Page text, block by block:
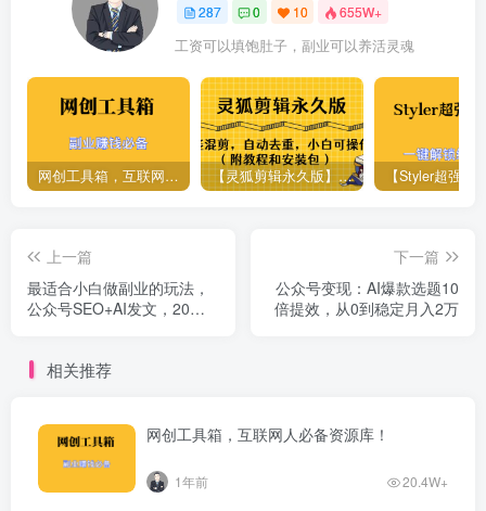
287 0 10 655W+
工资可以填饱肚子，副业可以养活灵魂
网创工具箱，互联网人必备资源库！ 【灵狐剪辑永久版】AI视频剪辑利器，智能混剪＋自动去重，小白可操作（附教程＋安装包）
上一篇
最适合小白做副业的玩法，
公众号SEO+AI发文，20篇
下一篇
公众号变现：AI爆款选题10
倍提效，从0到稳定月入2万
相关推荐
网创工具箱，互联网人必备资源库！
1年前 20.4W+